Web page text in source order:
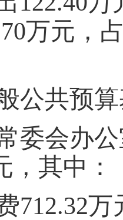
万元，
公共预
委会办
，其中：
712.32万